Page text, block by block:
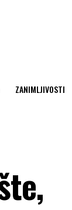
ZANIMLJIVOSTI